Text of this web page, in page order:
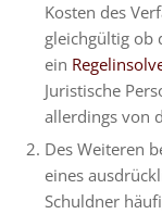
Kosten des
gleichgültig ob
ein
Juristische
allerdings von
Des Weiteren
eines
Schuldner